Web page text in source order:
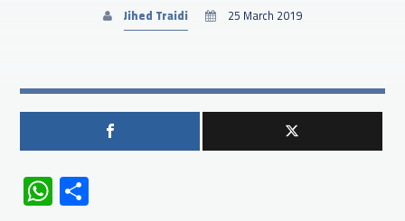
Jihed Traidi 25 March 2019
WhatsApp